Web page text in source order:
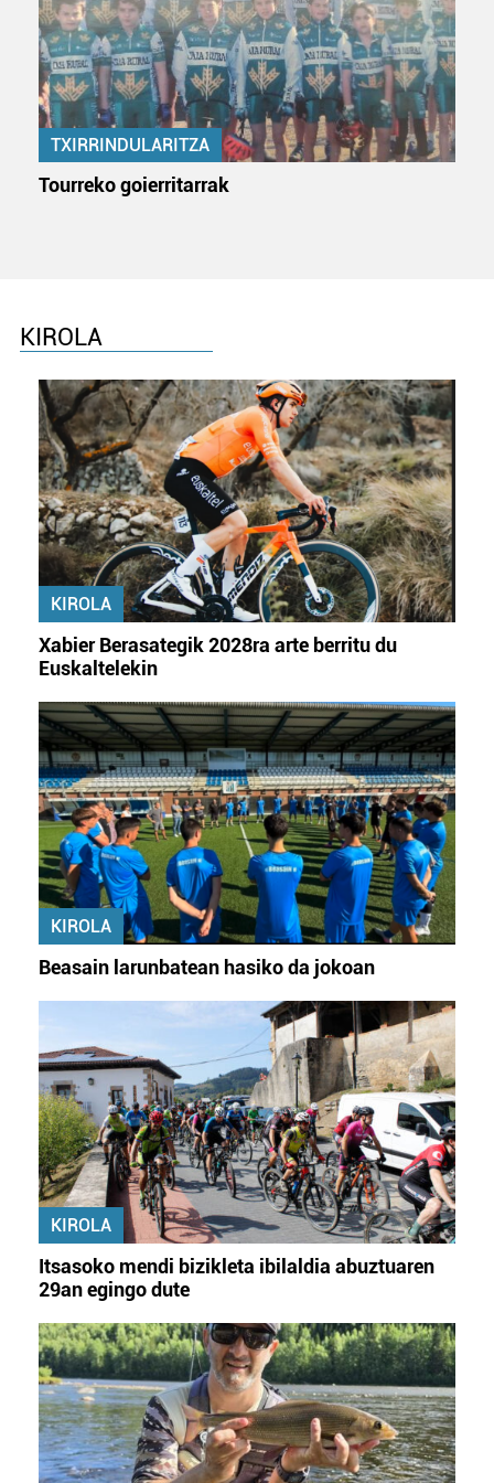
pertsonalizatuak eskaintzeko, iragarkiak eta edukia
neurtzeko, jendeari buruzko informazioa biltzeko eta
produktuak garatzeko. Zure datuak nork eta zertarako
erabiltzen dituen hauta dezakezu.
Bazkide batzuek ez dizute baimenik eskatzen, eta beren
bazkideen zerrenda, beren ustez zein helburutarako
buruzko informazio gehiago eta ezarri zure lehentasunak
datuen atalean. Edozein unetan alda edo ken dezakezu
zure baimena Cookieen adierazpenean.
Webgune honek cookie propioak eta hirugarrenen cookie-
fitxategiak erabiltzen ditu. Zure esperientzia eta
zerbitzuak hobetzeko asmoz, cookie teknologiaz
baliatzen gara. Ohar hau onartuz gero, teknologia hori
erabiltzeko baimen esplizitua ematen diguzu.Gehiago
irakurri
TXIRRINDULARITZA
Tourreko goierritarrak
KIROLA
KIROLA
Xabier Berasategik 2028ra arte berritu du
Euskaltelekin
KIROLA
Beasain larunbatean hasiko da jokoan
KIROLA
Itsasoko mendi bizikleta ibilaldia abuztuaren
29an egingo dute